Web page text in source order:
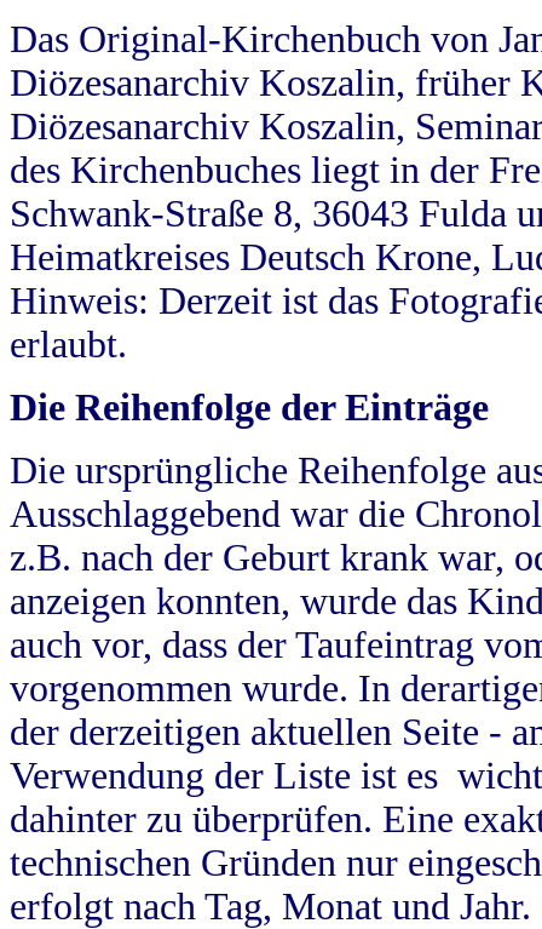
Das Original-Kirchenbuch von
Diözesanarchiv Koszalin, früher
Diözesanarchiv Koszalin,
des Kirchenbuches liegt in der
Schwank-Straße 8, 36043 Fulda
Heimatkreises Deutsch Krone,
Hinweis: Derzeit ist das
erlaubt.
Die Reihenfolge der Einträge
Die ursprüngliche Reihenfolge
Ausschlaggebend war die
z.B. nach der Geburt krank war,
anzeigen konnten, wurde das
auch vor, dass der Taufeintrag
vorgenommen wurde. In
der derzeitigen aktuellen Seite -
Verwendung der Liste ist es
dahinter zu überprüfen. Eine
technischen Gründen nur
erfolgt nach Tag, Monat und Jahr.